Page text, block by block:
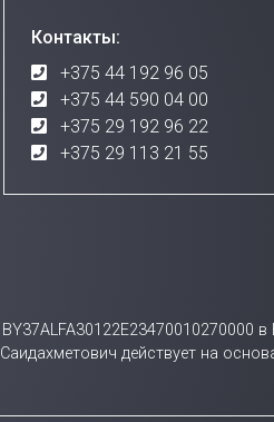
Контакты:
+375 44 192 96 05
+375 44 590 04 00
+375 29 192 96 22
+375 29 113 21 55
действует на